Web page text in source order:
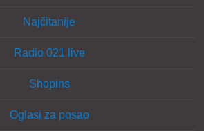
Najčitanije
Radio 021 live
Shopins
Oglasi za posao